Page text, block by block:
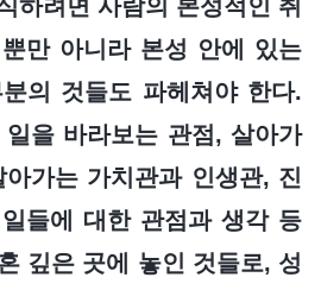
하려면 사람의 본성적인 취
만 아니라 본성 안에 있는
의 것들도 파헤쳐야 한다.
을 바라보는 관점, 살아가
가는 가치관과 인생관, 진
들에 대한 관점과 생각 등
깊은 곳에 놓인 것들로, 성